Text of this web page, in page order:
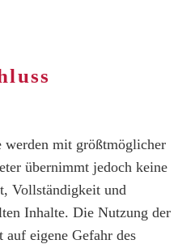
werden mit größtmöglicher
übernimmt jedoch keine
Vollständigkeit und
Inhalte. Die Nutzung der
eigene Gefahr des